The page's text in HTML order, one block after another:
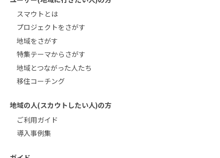
スマウトとは
プロジェクトをさがす
地域をさがす
特集テーマからさがす
地域とつながった人たち
移住コーチング
地域の人(スカウトしたい人)の方
ご利用ガイド
導入事例集